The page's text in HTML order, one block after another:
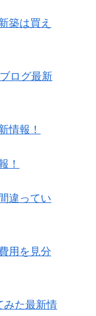
築は買え
ログ最新
情報！
！
違ってい
用を見分
みた最新情